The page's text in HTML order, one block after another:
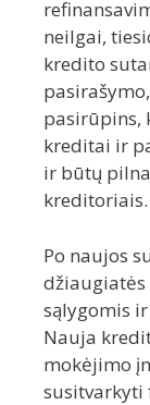
neilgai,
kredito
pasirūpins,
kreditai ir
ir būtų
kreditoriais.
Po naujos
sąlygomis
Nauja
mokėjimo
susitvarkyti